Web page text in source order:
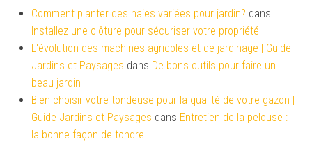
Comment planter des haies variées pour jardin? dans
Installez une clôture pour sécuriser votre propriété
L'évolution des machines agricoles et de jardinage | Guide
Jardins et Paysages dans De bons outils pour faire un
beau jardin
Bien choisir votre tondeuse pour la qualité de votre gazon |
Guide Jardins et Paysages dans Entretien de la pelouse :
la bonne façon de tondre